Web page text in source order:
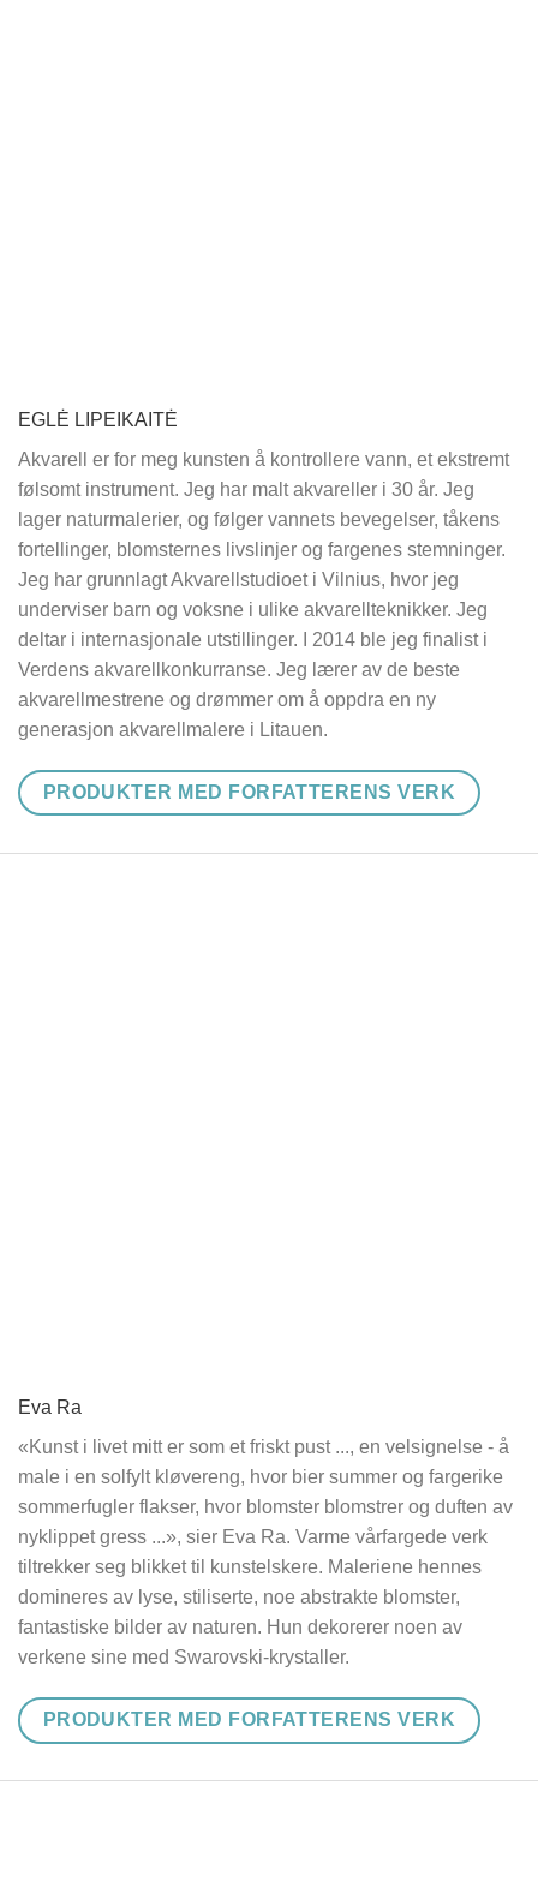
EGLĖ LIPEIKAITĖ
Akvarell er for meg kunsten å kontrollere vann, et ekstremt
følsomt instrument. Jeg har malt akvareller i 30 år. Jeg
lager naturmalerier, og følger vannets bevegelser, tåkens
fortellinger, blomsternes livslinjer og fargenes stemninger.
Jeg har grunnlagt Akvarellstudioet i Vilnius, hvor jeg
underviser barn og voksne i ulike akvarellteknikker. Jeg
deltar i internasjonale utstillinger. I 2014 ble jeg finalist i
Verdens akvarellkonkurranse. Jeg lærer av de beste
akvarellmestrene og drømmer om å oppdra en ny
generasjon akvarellmalere i Litauen.
PRODUKTER MED FORFATTERENS VERK
Eva Ra
«Kunst i livet mitt er som et friskt pust ..., en velsignelse - å
male i en solfylt kløvereng, hvor bier summer og fargerike
sommerfugler flakser, hvor blomster blomstrer og duften av
nyklippet gress ...», sier Eva Ra. Varme vårfargede verk
tiltrekker seg blikket til kunstelskere. Maleriene hennes
domineres av lyse, stiliserte, noe abstrakte blomster,
fantastiske bilder av naturen. Hun dekorerer noen av
verkene sine med Swarovski-krystaller.
PRODUKTER MED FORFATTERENS VERK